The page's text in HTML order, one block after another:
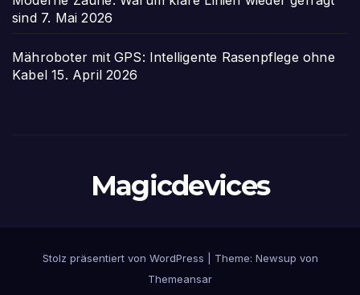
sind 7. Mai 2026
Mähroboter mit GPS: Intelligente Rasenpflege ohne
Kabel 15. April 2026
Magicdevices
Stolz präsentiert von WordPress
Theme: Newsup von
Themeansar